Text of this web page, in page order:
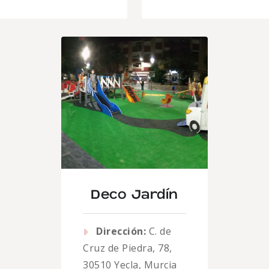
Deco Jardín
Dirección: C. de
Cruz de Piedra, 78,
30510 Yecla, Murcia